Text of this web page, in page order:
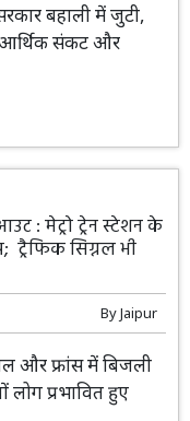
बहाली में जुटी,
आर्थिक संकट और
: मेट्रो ट्रेन स्टेशन के
सिग्नल भी
ByJaipur
और फ्रांस में बिजली
प्रभावित हुए